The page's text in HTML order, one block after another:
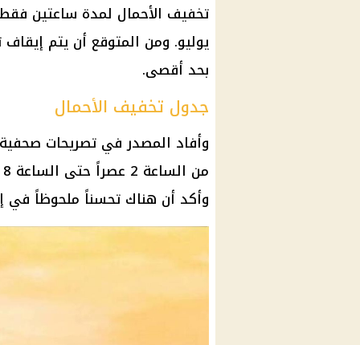
تخفيف الأحمال لمدة ساعتين
يوليو. ومن المتوقع أن يتم
بحد أقصى.
جدول تخفيف الأحمال
وأفاد المصدر في تصريحات
وأكد أن هناك تحسناً ملحوظاً في